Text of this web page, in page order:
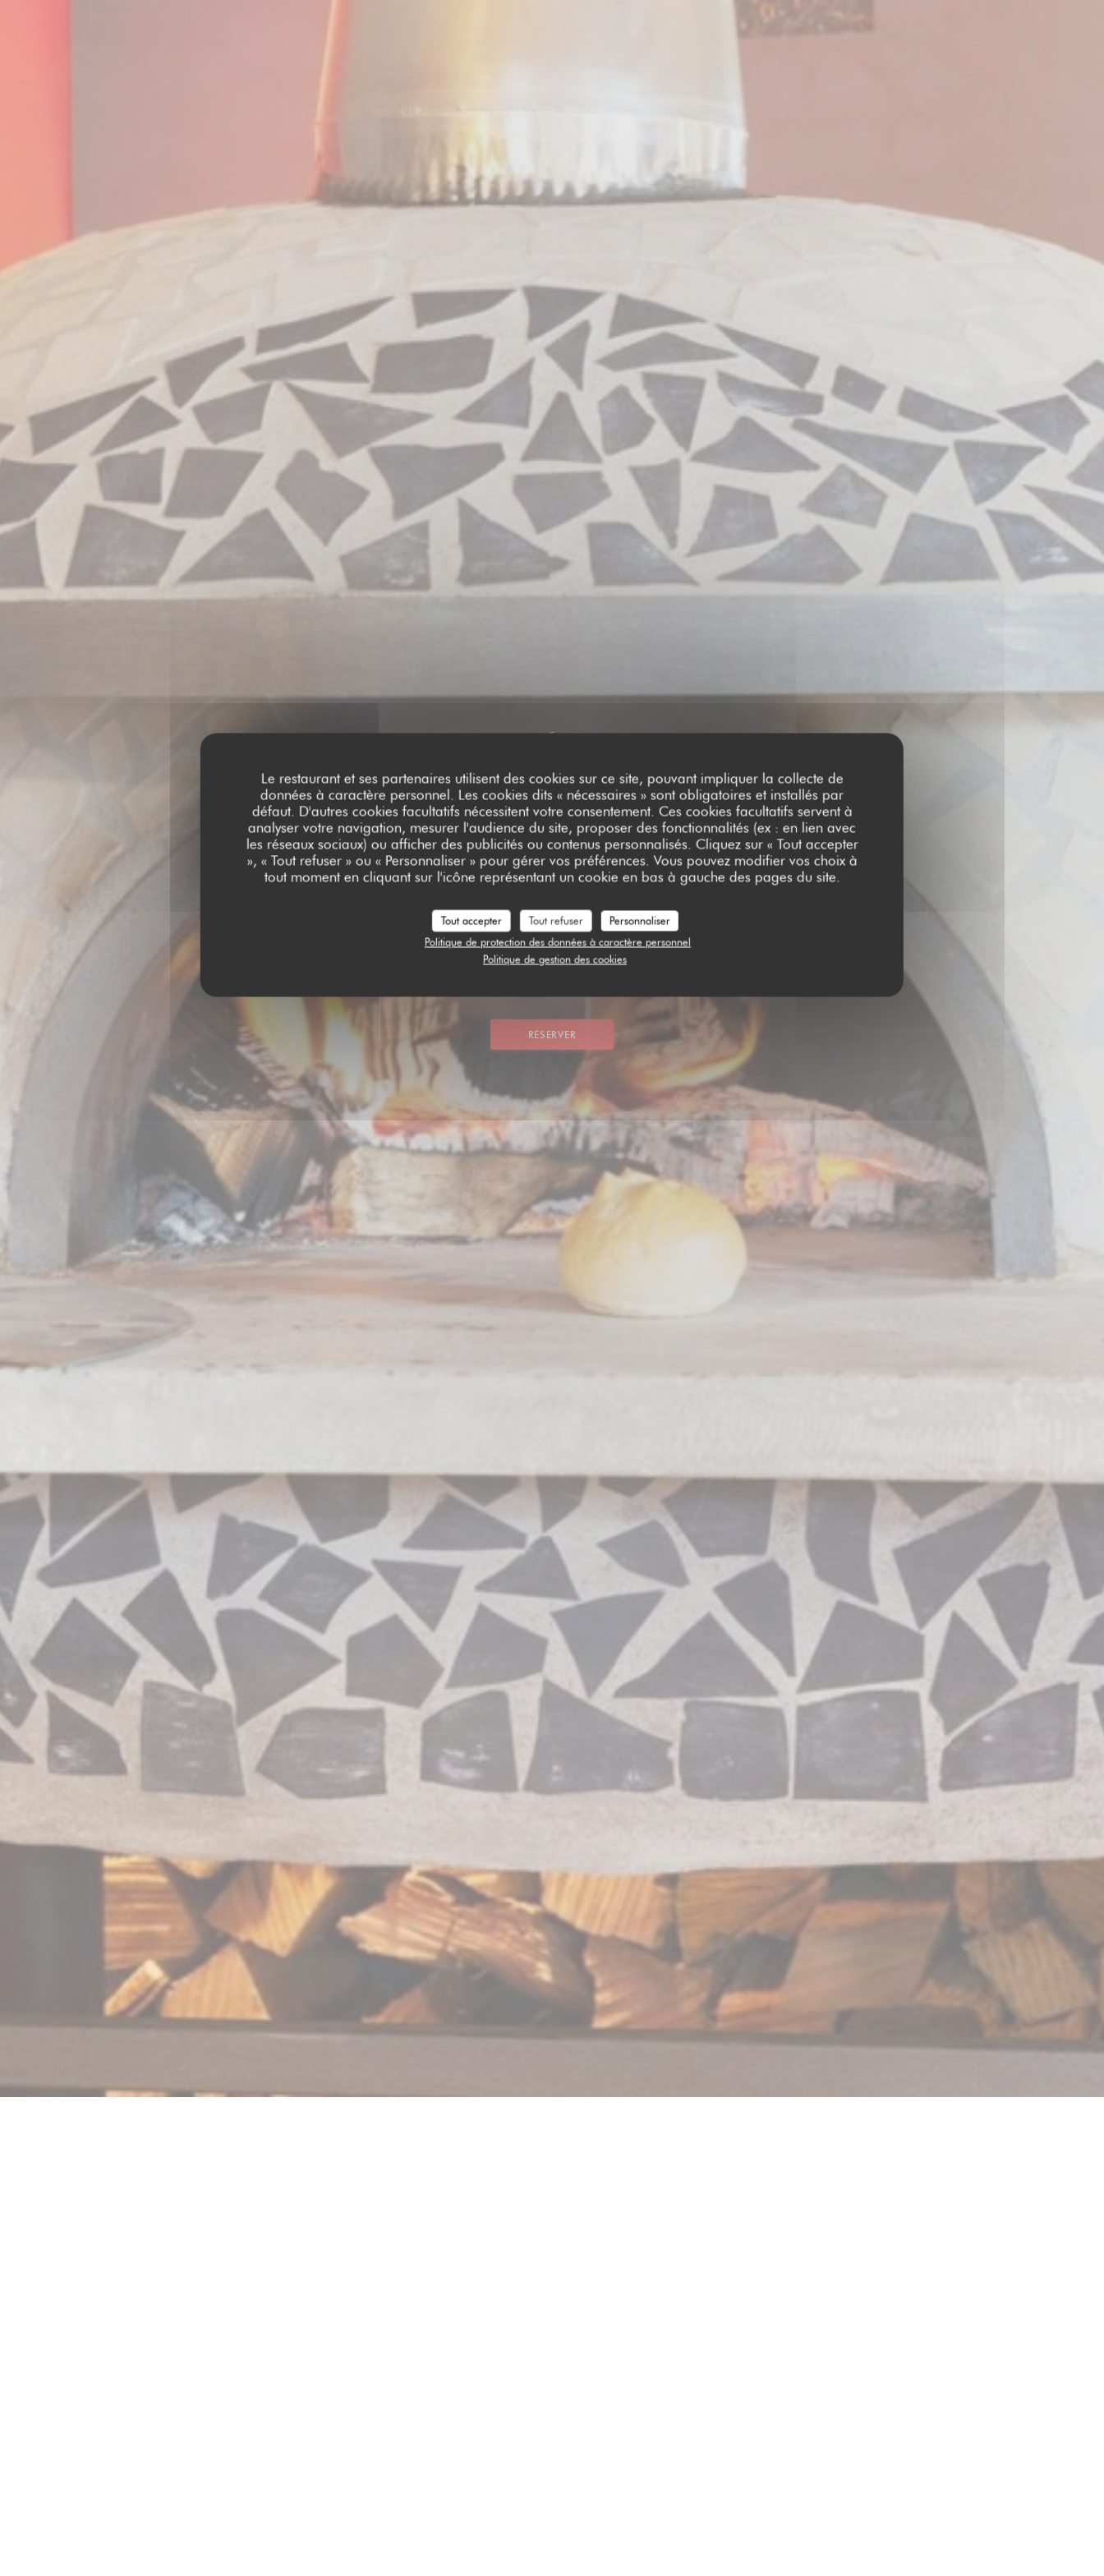
Le restaurant et ses partenaires utilisent des cookies sur ce site, pouvant impliquer la collecte de
données à caractère personnel. Les cookies dits « nécessaires » sont obligatoires et installés par
défaut. D'autres cookies facultatifs nécessitent votre consentement. Ces cookies facultatifs servent à
analyser votre navigation, mesurer l'audience du site, proposer des fonctionnalités (ex : en lien avec
les réseaux sociaux) ou afficher des publicités ou contenus personnalisés. Cliquez sur « Tout accepter
», « Tout refuser » ou « Personnaliser » pour gérer vos préférences. Vous pouvez modifier vos choix à
tout moment en cliquant sur l'icône représentant un cookie en bas à gauche des pages du site.
Tout accepter Tout refuser
Personnaliser
Politique de protection des données à caractère personnel
Politique de gestion des cookies
AU FEU DE BOIS BEAURAINS
RÉSERVER